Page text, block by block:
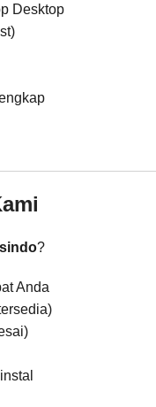
Desktop
?
Anda